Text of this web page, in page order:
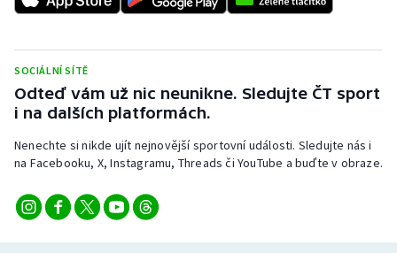
Triatlon
Veslování
Vodní slalom
Volejbal
SOCIÁLNÍ SÍTĚ
Odteď vám už nic neunikne. Sledujte ČT sport
i na dalších platformách.
Nenechte si nikde ujít nejnovější sportovní události. Sledujte nás i
na Facebooku, X, Instagramu, Threads či YouTube a buďte v obraze.